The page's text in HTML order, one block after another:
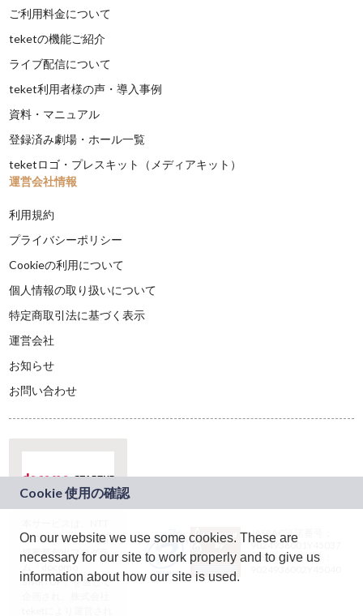
ご利用料金について
teketの機能ご紹介
ライブ配信について
teket利用者様の声・導入事例
資料・マニュアル
登録済み劇場・ホール一覧
teketロゴ・プレスキット（メディアキット）
運営会社情報
利用規約
プライバシーポリシー
Cookieの利用について
個人情報の取り扱いについて
特定商取引法に基づく表示
運営会社
お知らせ
お問い合わせ
ドコモグループの新
規事業創出プログラ
ム「docomo
STARTUP」を通じて
JASRAC許諾番号：
9024936001Y45037
JASRAC許諾番号：
On our website we use some cookies. These are
necessary for our site to work properly and to give us
information about how our site is used.